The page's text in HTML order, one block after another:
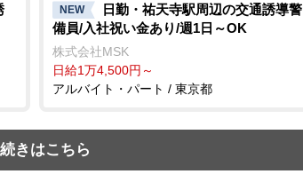
NEW
日勤・祐天寺駅周辺の交通誘導警
備員/入社祝い金あり/週1日～OK
株式会社MSK
日給1万4,500円～
アルバイト・パート / 東京都
続きはこちら